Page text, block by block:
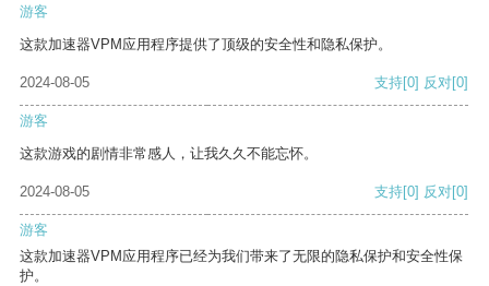
游客
这款加速器VPM应用程序提供了顶级的安全性和隐私保护。
2024-08-05 支持[0] 反对[0]
游客
这款游戏的剧情非常感人，让我久久不能忘怀。
2024-08-05 支持[0] 反对[0]
游客
这款加速器VPM应用程序已经为我们带来了无限的隐私保护和安全性保
护。